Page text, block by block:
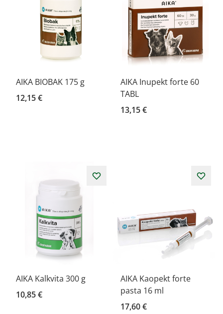
AIKA BIOBAK 175 g
12,15 €
AIKA Inupekt forte 60
TABL
13,15 €
AIKA Kalkvita 300 g
10,85 €
AIKA Kaopekt forte
pasta 16 ml
17,60 €